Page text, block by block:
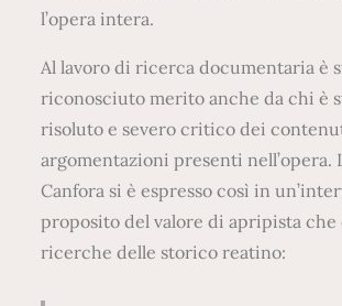
l’opera intera.
Al lavoro di ricerca documentaria è
riconosciuto merito anche da chi è
risoluto e severo critico dei
argomentazioni presenti nell’opera.
Canfora si è espresso così in
proposito del valore di apripista che
ricerche delle storico reatino: